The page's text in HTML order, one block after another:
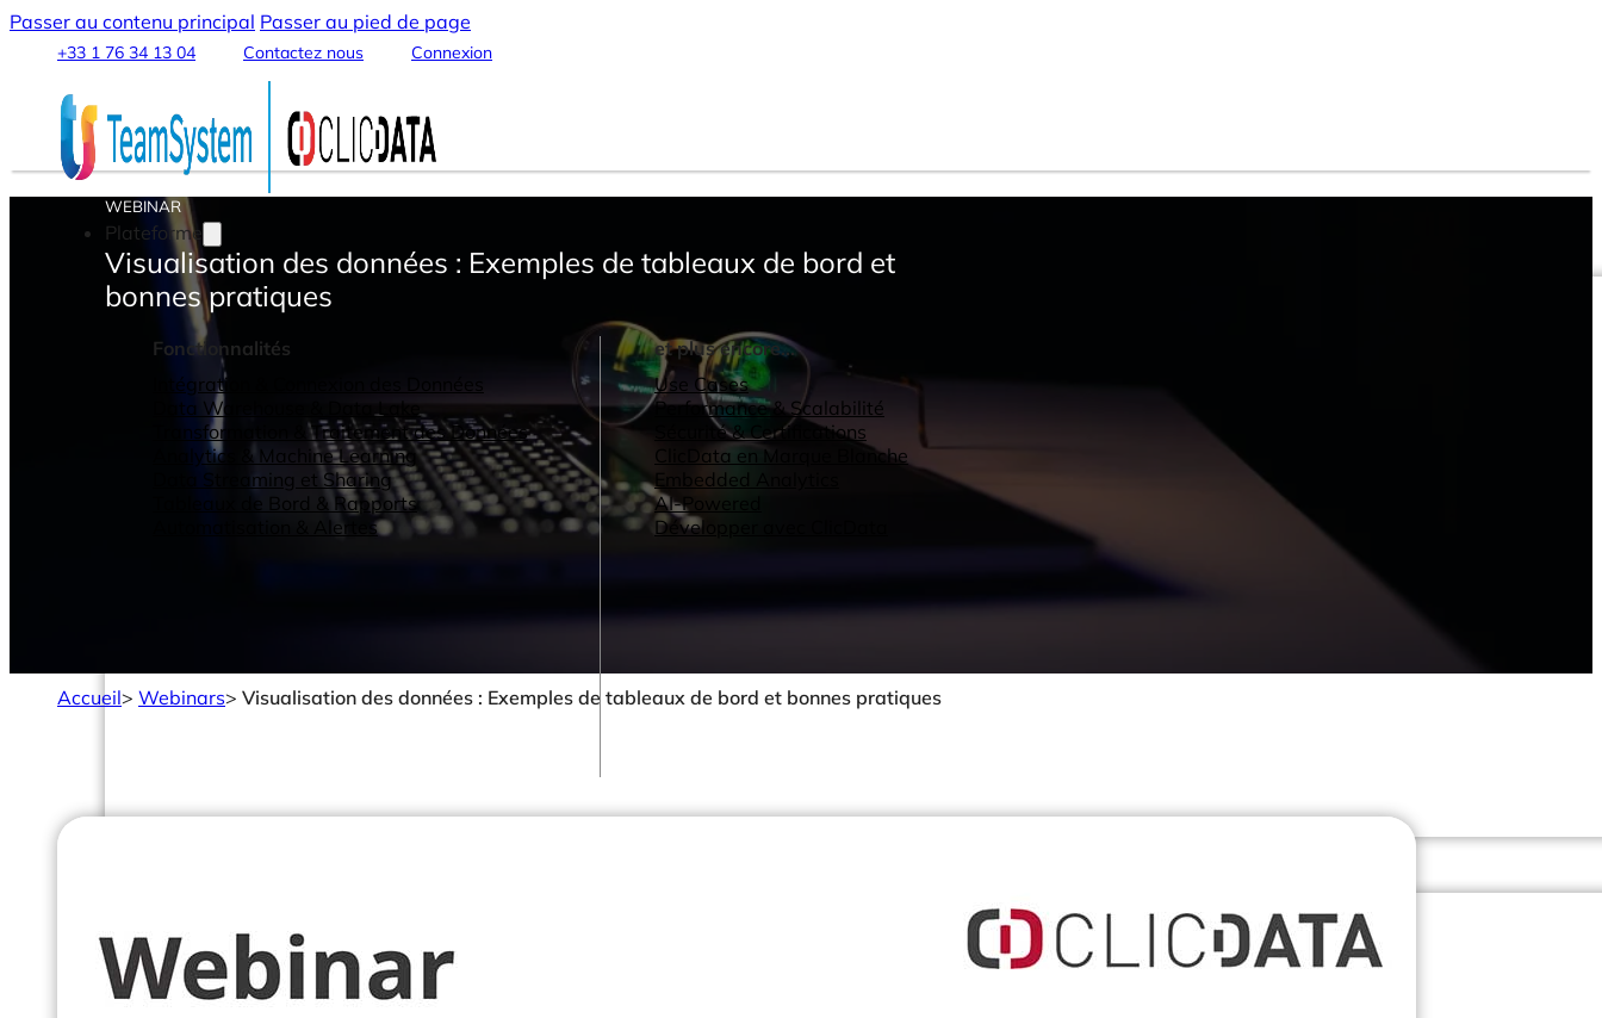
Passer au contenu principal Passer au pied de page
+33 1 76 34 13 04 Contactez nous Connexion
Plateforme
Fonctionnalités
Intégration & Connexion des Données
Data Warehouse & Data Lake
Transformation & Traitement des Données
Analytics & Machine Learning
Data Streaming et Sharing
Tableaux de Bord & Rapports
Automatisation & Alertes
et plus encore...
Use Cases
Performance & Scalabilité
Sécurité & Certifications
ClicData en Marque Blanche
Embedded Analytics
AI-Powered
Développer avec ClicData
Votre Rôle
Data Analystes & Engineers
WEBINAR
Visualisation des données : Exemples de tableaux de bord et
bonnes pratiques
Accueil> Webinars> Visualisation des données : Exemples de tableaux de bord et bonnes pratiques